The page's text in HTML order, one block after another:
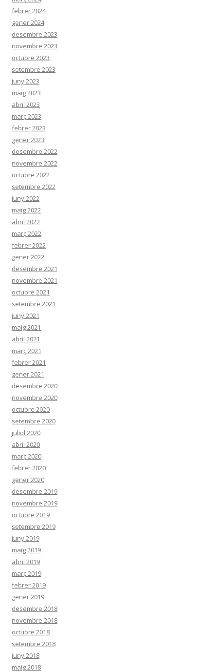
febrer 2024
gener 2024
desembre 2023
novembre 2023
octubre 2023
setembre 2023
juny 2023
maig 2023
abril 2023
març 2023
febrer 2023
gener 2023
desembre 2022
novembre 2022
octubre 2022
setembre 2022
juny 2022
maig 2022
abril 2022
març 2022
febrer 2022
gener 2022
desembre 2021
novembre 2021
octubre 2021
setembre 2021
juny 2021
maig 2021
abril 2021
març 2021
febrer 2021
gener 2021
desembre 2020
novembre 2020
octubre 2020
setembre 2020
juliol 2020
abril 2020
març 2020
febrer 2020
gener 2020
desembre 2019
novembre 2019
octubre 2019
setembre 2019
juny 2019
maig 2019
abril 2019
març 2019
febrer 2019
gener 2019
desembre 2018
novembre 2018
octubre 2018
setembre 2018
juny 2018
maig 2018